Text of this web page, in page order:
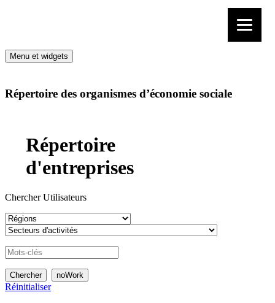
Menu et widgets
Répertoire des organismes d’économie sociale
Répertoire
d'entreprises
Chercher Utilisateurs
Réinitialiser